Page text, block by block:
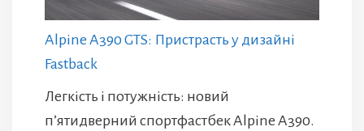
Alpine A390 GTS: Пристрасть у дизайні
Fastback
Легкість і потужність: новий
п’ятидверний спортфастбек Alpine A390.